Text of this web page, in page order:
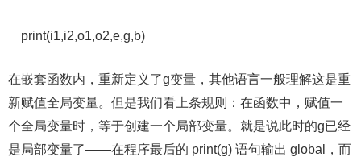
print(i1,i2,o1,o2,e,g,b)
在嵌套函数内，重新定义了g变量，其他语言一般理解这是重
新赋值全局变量。但是我们看上条规则：在函数中，赋值一
个全局变量时，等于创建一个局部变量。就是说此时的g已经
是局部变量了——在程序最后的 print(g) 语句输出 global，而